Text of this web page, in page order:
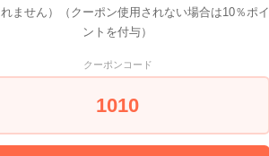
ません）（クーポン使用されない場合は10％ポイ
ントを付与）
クーポンコード
1010